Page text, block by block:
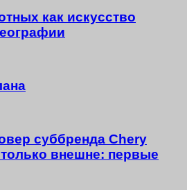
как искусство
суббренда Chery
внешне: первые